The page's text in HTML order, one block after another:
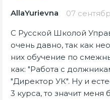
AllaYurievna 07
С Русской Школой
очень давно, так как
них обучение по
как: "Работа с
"Директор УК". Ну и
3 курса, то значит